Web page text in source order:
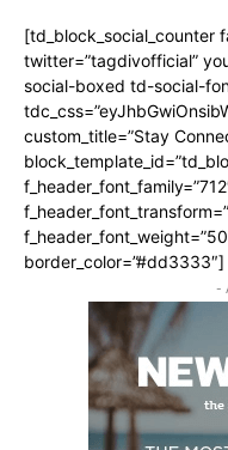
[td_block_social_counter
twitter=”tagdivofficial”
social-boxed td-social-
custom_title=”Stay
border_color=”#dd3333″]
-